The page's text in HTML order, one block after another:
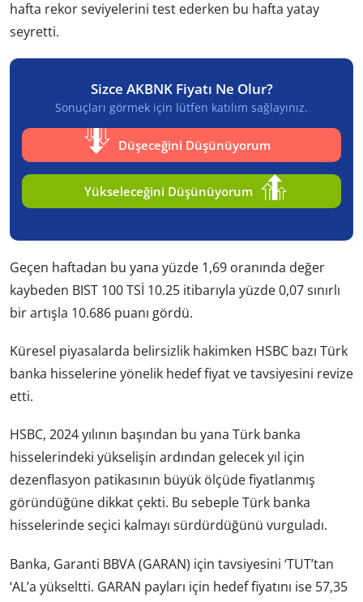
hafta rekor seviyelerini test ederken bu hafta yatay
seyretti.
Sizce AKBNK Fiyatı Ne Olur?
Sonuçları görmek için lütfen katılım sağlayınız.
Düşeceğini Düşünüyorum
Yükseleceğini Düşünüyorum
Geçen haftadan bu yana yüzde 1,69 oranında değer
kaybeden BIST 100 TSİ 10.25 itibarıyla yüzde 0,07 sınırlı
bir artışla 10.686 puanı gördü.
Küresel piyasalarda belirsizlik hakimken HSBC bazı Türk
banka hisselerine yönelik hedef fiyat ve tavsiyesini revize
etti.
HSBC, 2024 yılının başından bu yana Türk banka
hisselerindeki yükselişin ardından gelecek yıl için
dezenflasyon patikasının büyük ölçüde fiyatlanmış
göründüğüne dikkat çekti. Bu sebeple Türk banka
hisselerinde seçici kalmayı sürdürdüğünü vurguladı.
Banka, Garanti BBVA (GARAN) için tavsiyesini ‘TUT’tan
‘AL’a yükseltti. GARAN payları için hedef fiyatını ise 57,35